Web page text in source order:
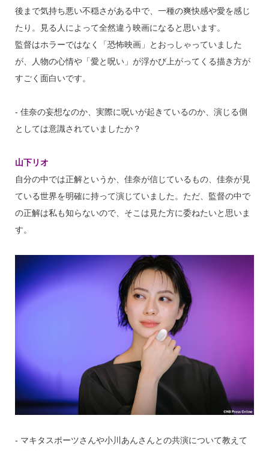
後まで気持ち悪い不穏さがある中で、一種の爽快感や愛を感じ
たり。見る人によって全然違う映画になると思います。
監督はホラーではなく「恐怖映画」とおっしゃっていました
が、人物の心情や「愛と呪い」が浮かび上がってくる描き方が
すごく面白いです。
‐ 佳奈の妄想なのか、実際に呪いが起きているのか、演じる側
としては意識されていましたか？
山下リオ
自分の中では正解というか、佳奈が信じているもの、佳奈が見
ている世界を明確に持って演じていました。ただ、監督の中で
の正解は私も知らないので、そこは見た方に委ねたいと思いま
す。
‐ マキタスポーツさんや小川あんさんとの共演について教えて